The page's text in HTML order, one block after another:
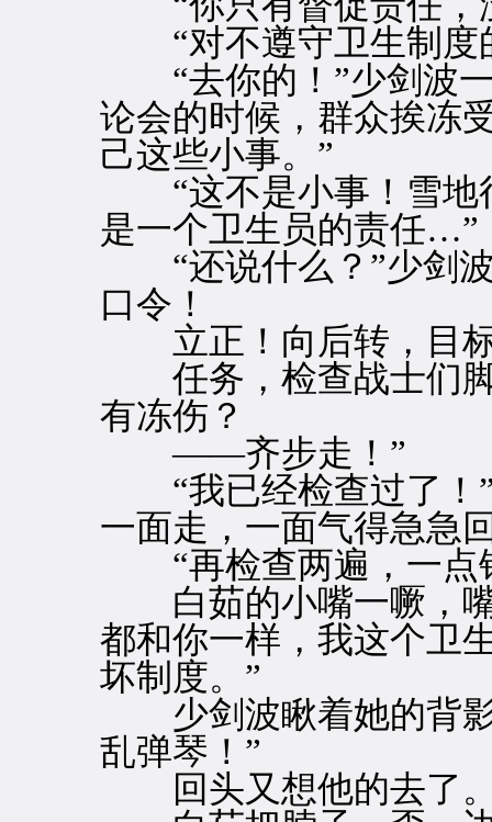
“对不遵守卫生制度
“去你的！”少剑波一
论会的时候，群众挨冻
己这些小事。”
“这不是小事！雪地
是一个卫生员的责任…”
“还说什么？”少剑波
口令！
立正！向后转，目标
任务，检查战士们脚
有冻伤？
——齐步走！”
“我已经检查过了！”
一面走，一面气得急急
“再检查两遍，一点
白茹的小嘴一噘，嘴
都和你一样，我这个卫
坏制度。”
少剑波瞅着她的背影
乱弹琴！”
回头又想他的去了